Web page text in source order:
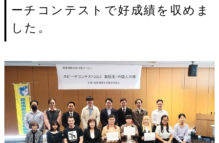
ーチコンテストで好成績を収めま
した。